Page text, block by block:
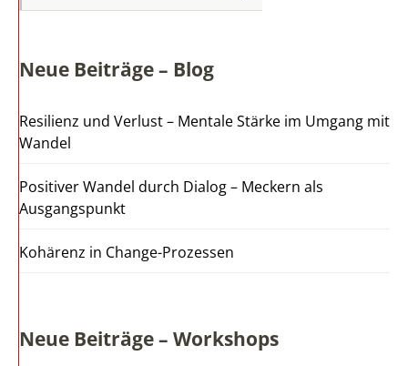
Neue Beiträge – Blog
Resilienz und Verlust – Mentale Stärke im Umgang mit
Wandel
Positiver Wandel durch Dialog – Meckern als
Ausgangspunkt
Kohärenz in Change-Prozessen
Neue Beiträge – Workshops